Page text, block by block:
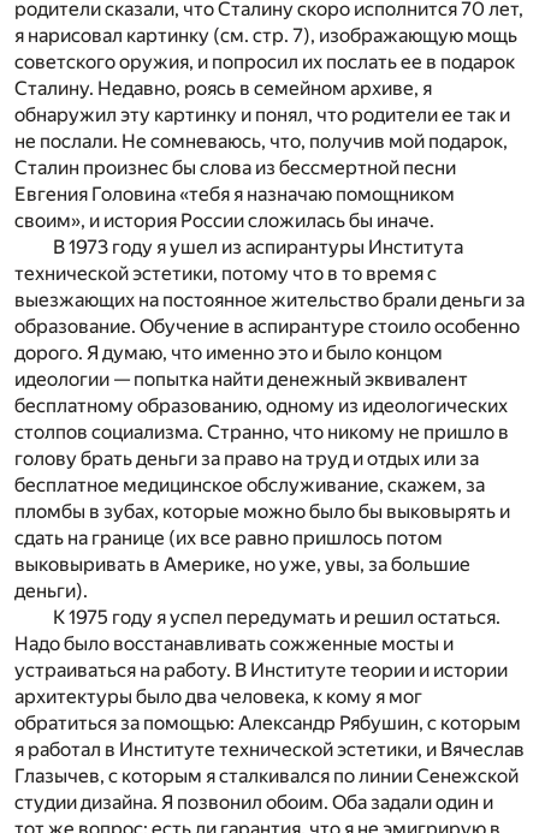
родители сказали, что Сталину скоро исполнится 70 лет,
я нарисовал картинку (см. стр. 7), изображающую мощь
советского оружия, и попросил их послать ее в подарок
Сталину. Недавно, роясь в семейном архиве, я
обнаружил эту картинку и понял, что родители ее так и
не послали. Не сомневаюсь, что, получив мой подарок,
Сталин произнес бы слова из бессмертной песни
Евгения Головина «тебя я назначаю помощником
своим», и история России сложилась бы иначе.
В 1973 году я ушел из аспирантуры Института
технической эстетики, потому что в то время с
выезжающих на постоянное жительство брали деньги за
образование. Обучение в аспирантуре стоило особенно
дорого. Я думаю, что именно это и было концом
идеологии — попытка найти денежный эквивалент
бесплатному образованию, одному из идеологических
столпов социализма. Странно, что никому не пришло в
голову брать деньги за право на труд и отдых или за
бесплатное медицинское обслуживание, скажем, за
пломбы в зубах, которые можно было бы выковырять и
сдать на границе (их все равно пришлось потом
выковыривать в Америке, но уже, увы, за большие
деньги).
К 1975 году я успел передумать и решил остаться.
Надо было восстанавливать сожженные мосты и
устраиваться на работу. В Институте теории и истории
архитектуры было два человека, к кому я мог
обратиться за помощью: Александр Рябушин, с которым
я работал в Институте технической эстетики, и Вячеслав
Глазычев, с которым я сталкивался по линии Сенежской
студии дизайна. Я позвонил обоим. Оба задали один и